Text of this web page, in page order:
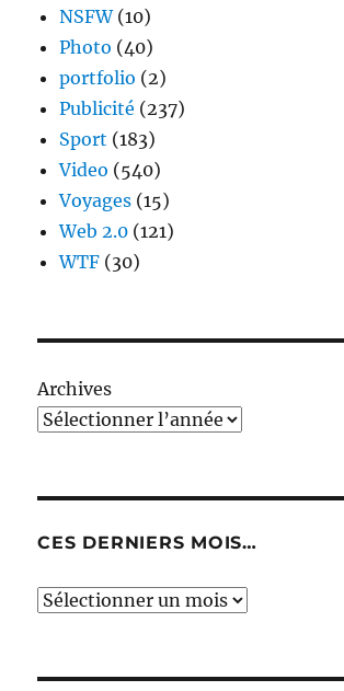
NSFW(10)
Photo (40)
portfolio (2)
Publicité (237)
Sport (183)
Video (540)
Voyages (15)
Web 2.0 (121)
WTF (30)
Archives
CES DERNIERS MOIS…
Ces